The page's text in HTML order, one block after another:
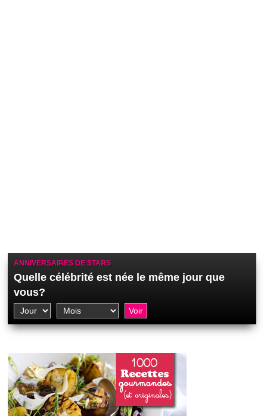
ANNIVERSAIRES DE STARS
Quelle célébrité est née le même jour que
vous?